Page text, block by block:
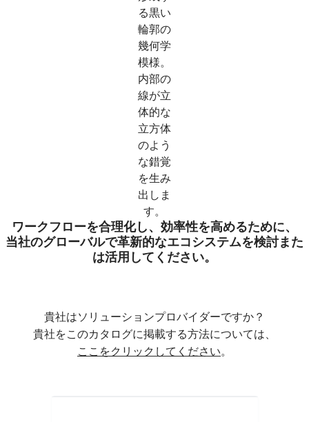
ワークフローを合理化し、効率性を高めるために、
当社のグローバルで革新的なエコシステムを検討また
は活用してください。
貴社はソリューションプロバイダーですか？
貴社をこのカタログに掲載する方法については、
ここをクリックしてください。